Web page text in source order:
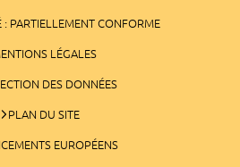
: PARTIELLEMENT CONFORME
LÉGALES
DES DONNÉES
PLAN DU SITE
EUROPÉENS